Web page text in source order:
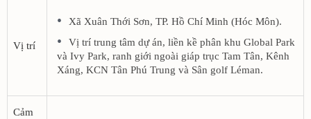
Vị trí
Xã Xuân Thới Sơn, TP. Hồ Chí Minh (Hóc Môn).
Vị trí trung tâm dự án, liền kề phân khu Global Park
và Ivy Park, ranh giới ngoài giáp trục Tam Tân, Kênh
Xáng, KCN Tân Phú Trung và Sân golf Léman.
Cảm